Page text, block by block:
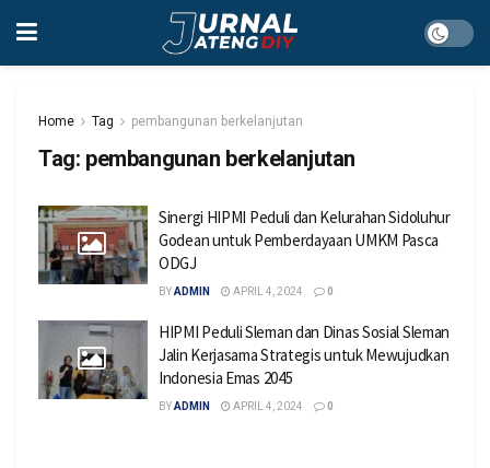
Home Tag pembangunan berkelanjutan
Tag: pembangunan berkelanjutan
Sinergi HIPMI Peduli dan Kelurahan Sidoluhur
Godean untuk Pemberdayaan UMKM Pasca
ODGJ
BYADMIN APRIL 4, 2024 0
HIPMI Peduli Sleman dan Dinas Sosial Sleman
Jalin Kerjasama Strategis untuk Mewujudkan
Indonesia Emas 2045
BYADMIN APRIL 4, 2024 0